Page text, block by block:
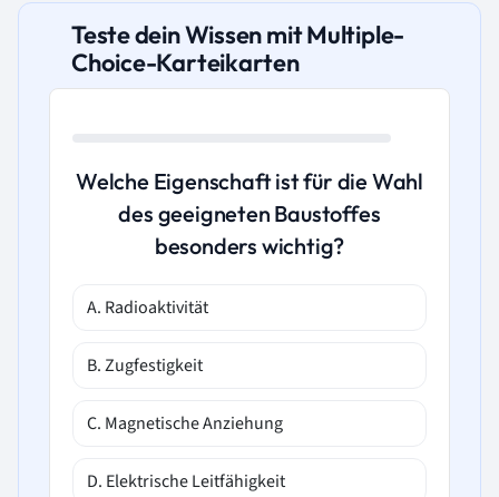
Teste dein Wissen mit Multiple-
Choice-Karteikarten
Welche Eigenschaft ist für die Wahl
des geeigneten Baustoffes
besonders wichtig?
A. Radioaktivität
B. Zugfestigkeit
C. Magnetische Anziehung
D. Elektrische Leitfähigkeit